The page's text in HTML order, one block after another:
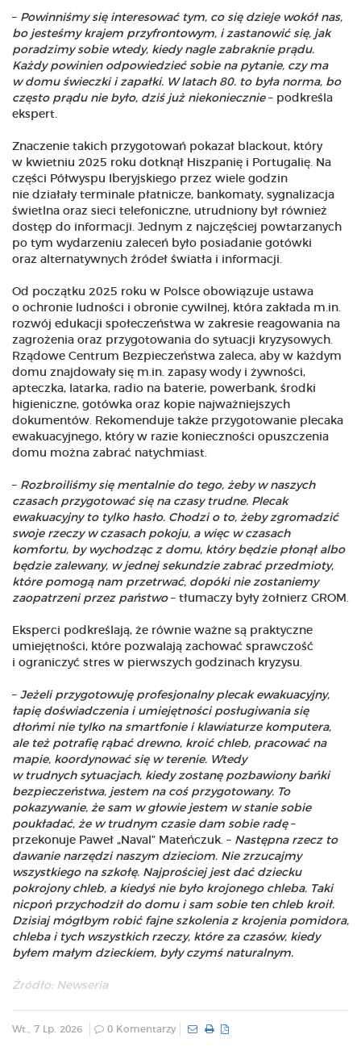
– Powinniśmy się interesować tym, co się dzieje wokół nas,
bo jesteśmy krajem przyfrontowym, i zastanowić się, jak
poradzimy sobie wtedy, kiedy nagle zabraknie prądu.
Każdy powinien odpowiedzieć sobie na pytanie, czy ma
w domu świeczki i zapałki. W latach 80. to była norma, bo
często prądu nie było, dziś już niekoniecznie– podkreśla
ekspert.
Znaczenie takich przygotowań pokazał blackout, który
w kwietniu 2025 roku dotknął Hiszpanię i Portugalię. Na
części Półwyspu Iberyjskiego przez wiele godzin
nie działały terminale płatnicze, bankomaty, sygnalizacja
świetlna oraz sieci telefoniczne, utrudniony był również
dostęp do informacji. Jednym z najczęściej powtarzanych
po tym wydarzeniu zaleceń było posiadanie gotówki
oraz alternatywnych źródeł światła i informacji.
Od początku 2025 roku w Polsce obowiązuje ustawa
o ochronie ludności i obronie cywilnej, która zakłada m.in.
rozwój edukacji społeczeństwa w zakresie reagowania na
zagrożenia oraz przygotowania do sytuacji kryzysowych.
Rządowe Centrum Bezpieczeństwa zaleca, aby w każdym
domu znajdowały się m.in. zapasy wody i żywności,
apteczka, latarka, radio na baterie, powerbank, środki
higieniczne, gotówka oraz kopie najważniejszych
dokumentów. Rekomenduje także przygotowanie plecaka
ewakuacyjnego, który w razie konieczności opuszczenia
domu można zabrać natychmiast.
– Rozbroiliśmy się mentalnie do tego, żeby w naszych
czasach przygotować się na czasy trudne. Plecak
ewakuacyjny to tylko hasło. Chodzi o to, żeby zgromadzić
swoje rzeczy w czasach pokoju, a więc w czasach
komfortu, by wychodząc z domu, który będzie płonął albo
będzie zalewany, w jednej sekundzie zabrać przedmioty,
które pomogą nam przetrwać, dopóki nie zostaniemy
zaopatrzeni przez państwo – tłumaczy były żołnierz GROM.
Eksperci podkreślają, że równie ważne są praktyczne
umiejętności, które pozwalają zachować sprawczość
i ograniczyć stres w pierwszych godzinach kryzysu.
– Jeżeli przygotowuję profesjonalny plecak ewakuacyjny,
łapię doświadczenia i umiejętności posługiwania się
dłońmi nie tylko na smartfonie i klawiaturze komputera,
ale też potrafię rąbać drewno, kroić chleb, pracować na
mapie, koordynować się w terenie. Wtedy
w trudnych sytuacjach, kiedy zostanę pozbawiony bańki
bezpieczeństwa, jestem na coś przygotowany. To
pokazywanie, że sam w głowie jestem w stanie sobie
poukładać, że w trudnym czasie dam sobie radę–
przekonuje Paweł „Naval” Mateńczuk. – Następna rzecz to
dawanie narzędzi naszym dzieciom. Nie zrzucajmy
wszystkiego na szkołę. Najprościej jest dać dziecku
pokrojony chleb, a kiedyś nie było krojonego chleba. Taki
nicpoń przychodził do domu i sam sobie ten chleb kroił.
Dzisiaj mógłbym robić fajne szkolenia z krojenia pomidora,
chleba i tych wszystkich rzeczy, które za czasów, kiedy
byłem małym dzieckiem, były czymś naturalnym.
Źródło: Newseria
Wt., 7 Lp. 2026 0 Komentarzy